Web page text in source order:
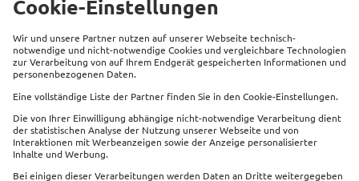
mehr
Beliebte Produkte
Service